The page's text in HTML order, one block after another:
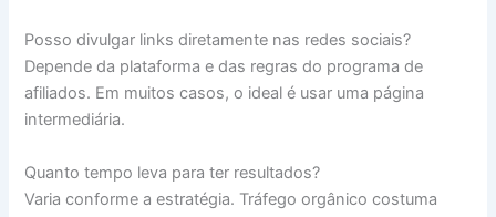
Posso divulgar links diretamente nas redes sociais?
Depende da plataforma e das regras do programa de
afiliados. Em muitos casos, o ideal é usar uma página
intermediária.
Quanto tempo leva para ter resultados?
Varia conforme a estratégia. Tráfego orgânico costuma